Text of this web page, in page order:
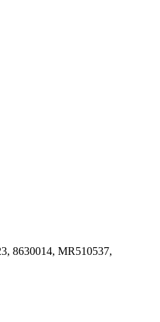
8630014, MR510537,